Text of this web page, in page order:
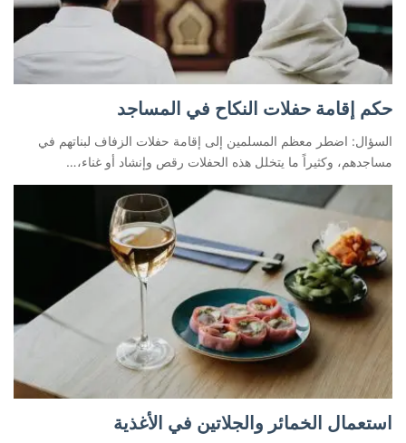
حكم إقامة حفلات النكاح في المساجد
السؤال: اضطر معظم المسلمين إلى إقامة حفلات الزفاف لبناتهم في
مساجدهم، وكثيراً ما يتخلل هذه الحفلات رقص وإنشاد أو غناء،…
استعمال الخمائر والجلاتين في الأغذية